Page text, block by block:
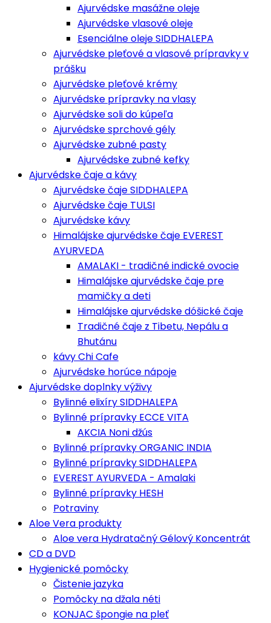
Ajurvédske masážne oleje
Ajurvédske vlasové oleje
Esenciálne oleje SIDDHALEPA
Ajurvédske pleťové a vlasové prípravky v
prášku
Ajurvédske pleťové krémy
Ajurvédske prípravky na vlasy
Ajurvédske soli do kúpeľa
Ajurvédske sprchové gély
Ajurvédske zubné pasty
Ajurvédske zubné kefky
Ajurvédske čaje a kávy
Ajurvédske čaje SIDDHALEPA
Ajurvédske čaje TULSI
Ajurvédske kávy
Himalájske ajurvédske čaje EVEREST
AYURVEDA
AMALAKI - tradičné indické ovocie
Himalájske ajurvédske čaje pre
mamičky a deti
Himalájske ajurvédske dóšické čaje
Tradičné čaje z Tibetu, Nepálu a
Bhutánu
kávy Chi Cafe
Ajurvédske horúce nápoje
Ajurvédske doplnky výživy
Bylinné elixíry SIDDHALEPA
Bylinné prípravky ECCE VITA
AKCIA Noni džús
Bylinné prípravky ORGANIC INDIA
Bylinné prípravky SIDDHALEPA
EVEREST AYURVEDA - Amalaki
Bylinné prípravky HESH
Potraviny
Aloe Vera produkty
Aloe vera Hydratačný Gélový Koncentrát
CD a DVD
Hygienické pomôcky
Čistenie jazyka
Pomôcky na džala néti
KONJAC špongie na pleť